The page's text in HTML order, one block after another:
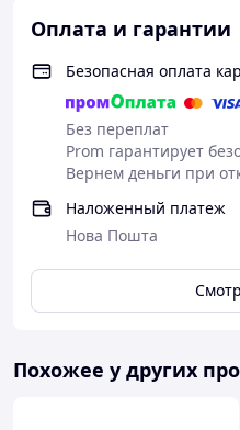
Оплата и гарантии
Безопасная оплата
Без переплат
Prom гарантирует
Вернем деньги при
Наложенный платеж
Нова Пошта
Похожее у других